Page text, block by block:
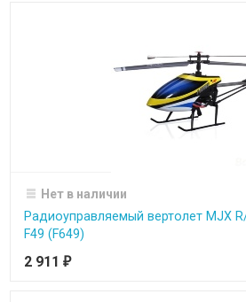
Нет в наличии
Радиоуправляемый вертолет MJX
F49 (F649)
2 911 ₽